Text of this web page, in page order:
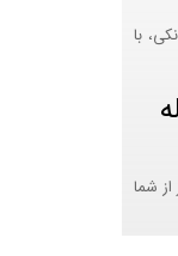
با
از شما